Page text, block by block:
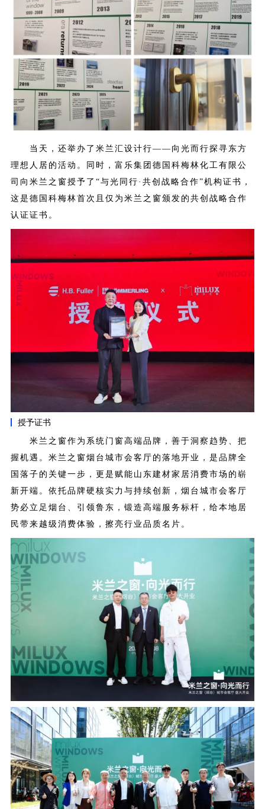
当天，还举办了米兰汇设计行——向光而行探寻东方
理想人居的活动。同时，富乐集团德国科梅林化工有限公
司向米兰之窗授予了“与光同行·共创战略合作”机构证书，
这是德国科梅林首次且仅为米兰之窗颁发的共创战略合作
认证证书。
授予证书
米兰之窗作为系统门窗高端品牌，善于洞察趋势、把
握机遇。 米兰之窗烟台城市会客厅的落地开业，是品牌全
国落子的关键一步，更是赋能山东建材家居消费市场的崭
新开端。依托品牌硬核实力与持续创新，烟台城市会客厅
势必立足烟台、引领鲁东，锻造高端服务标杆，给本地居
民带来越级消费体验，擦亮行业品质名片。